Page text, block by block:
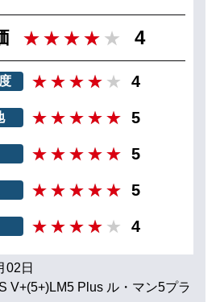
4
4
5
5
5
4
02日
V+(5+)LM5 Plus ル・マン5プラ